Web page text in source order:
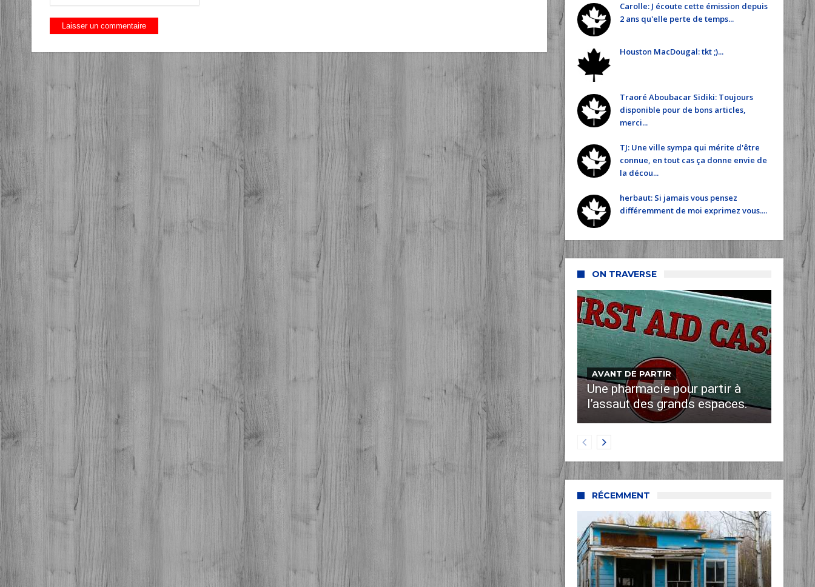
Carolle: J écoute cette émission depuis
2 ans qu'elle perte de temps...
Houston MacDougal: tkt ;)...
Traoré Aboubacar Sidiki: Toujours
disponible pour de bons articles,
merci...
TJ: Une ville sympa qui mérite d'être
connue, en tout cas ça donne envie de
la décou...
herbaut: Si jamais vous pensez
différemment de moi exprimez vous....
ON TRAVERSE
AVANT DE PARTIR
Une pharmacie pour partir à
l’assaut des grands espaces.
RÉCEMMENT